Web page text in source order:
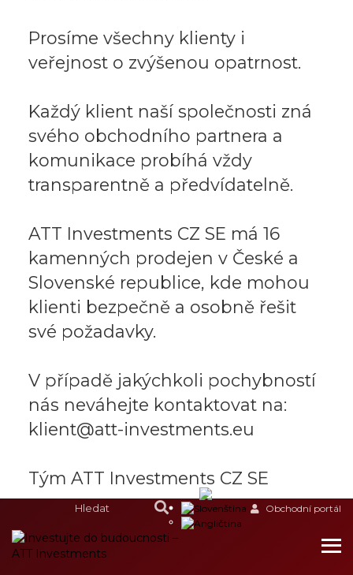
Prosíme všechny klienty i
veřejnost o zvýšenou opatrnost.
Každý klient naší společnosti zná
svého obchodního partnera a
komunikace probíhá vždy
transparentně a předvídatelně.
ATT Investments CZ SE má 16
kamenných prodejen v České a
Slovenské republice, kde mohou
klienti bezpečně a osobně řešit
své požadavky.
V případě jakýchkoli pochybností
nás neváhejte kontaktovat na:
klient@att-investments.eu
Tým ATT Investments CZ SE
Obchodní portál